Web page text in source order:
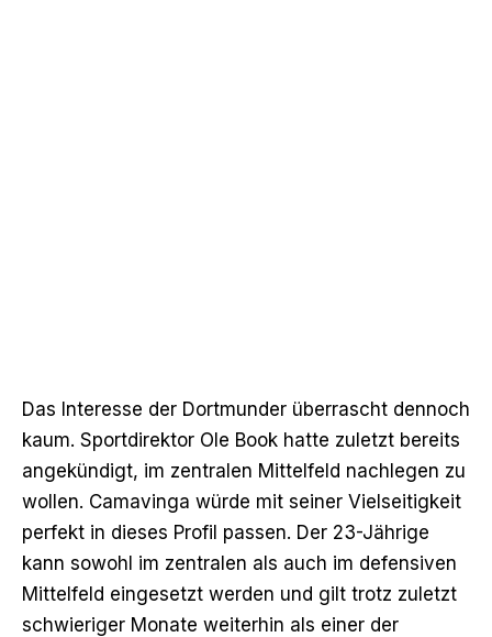
Das Interesse der Dortmunder überrascht dennoch
kaum. Sportdirektor Ole Book hatte zuletzt bereits
angekündigt, im zentralen Mittelfeld nachlegen zu
wollen. Camavinga würde mit seiner Vielseitigkeit
perfekt in dieses Profil passen. Der 23-Jährige
kann sowohl im zentralen als auch im defensiven
Mittelfeld eingesetzt werden und gilt trotz zuletzt
schwieriger Monate weiterhin als einer der